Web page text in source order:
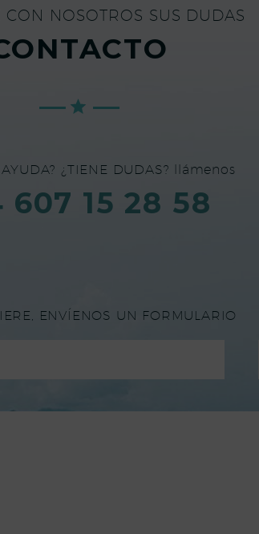
CON NOSOTROS SUS DUDAS
AYUDA? ¿TIENE DUDAS? llámenos
607 15 28 58
ENVÍENOS UN FORMULARIO